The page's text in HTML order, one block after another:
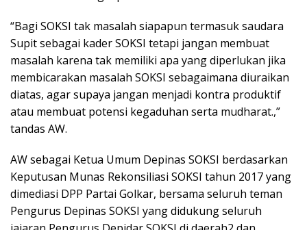
“Bagi SOKSI tak masalah siapapun termasuk saudara
Supit sebagai kader SOKSI tetapi jangan membuat
masalah karena tak memiliki apa yang diperlukan jika
membicarakan masalah SOKSI sebagaimana diuraikan
diatas, agar supaya jangan menjadi kontra produktif
atau membuat potensi kegaduhan serta mudharat.,”
tandas AW.
AW sebagai Ketua Umum Depinas SOKSI berdasarkan
Keputusan Munas Rekonsiliasi SOKSI tahun 2017 yang
dimediasi DPP Partai Golkar, bersama seluruh teman
Pengurus Depinas SOKSI yang didukung seluruh